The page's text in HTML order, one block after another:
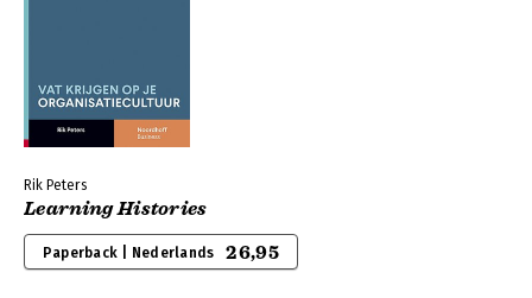
Rik Peters
Learning Histories
Paperback | Nederlands 26,95